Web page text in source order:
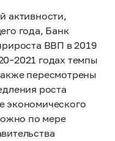
активности,
года, Банк
ВВП в 2019
годах темпы
пересмотрены
роста
экономического
по мере